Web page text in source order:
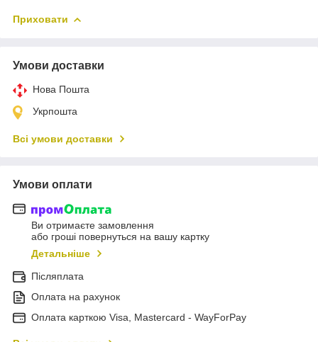
Приховати
Умови доставки
Нова Пошта
Укрпошта
Всі умови доставки
Умови оплати
Ви отримаєте замовлення
або гроші повернуться на вашу картку
Детальніше
Післяплата
Оплата на рахунок
Оплата карткою Visa, Mastercard - WayForPay